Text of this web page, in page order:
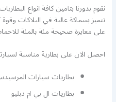
نقوم بدورنا بتامين كافة انواع
تتميز بسماكة عالية في البلاكات
على معايرة صحيحة مئة بالمئة
احصل الان على بطارية مناسبة
بطاريات سيارات
بطاريات ال بي ام دبليو